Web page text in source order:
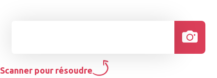
Scanner pour résoudre